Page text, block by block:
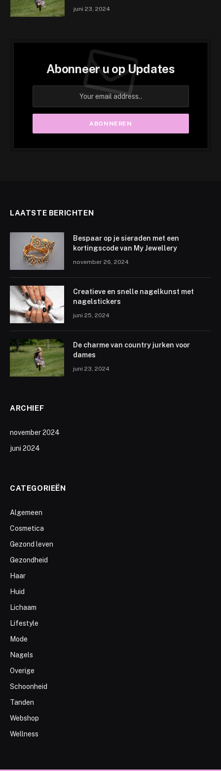
juni 23, 2024
Abonneer u op Updates
LAATSTE BERICHTEN
Bespaar op je sieraden met een
kortingscode van My Jewellery
november 26, 2024
Creatieve en snelle nagelkunst met
nagelstickers
juni 25, 2024
De charme van country jurken voor
dames
juni 23, 2024
ARCHIEF
november 2024
juni 2024
CATEGORIEËN
Algemeen
Cosmetica
Gezond leven
Gezondheid
Haar
Huid
Lichaam
Lifestyle
Mode
Nagels
Overige
Schoonheid
Tanden
Webshop
Wellness